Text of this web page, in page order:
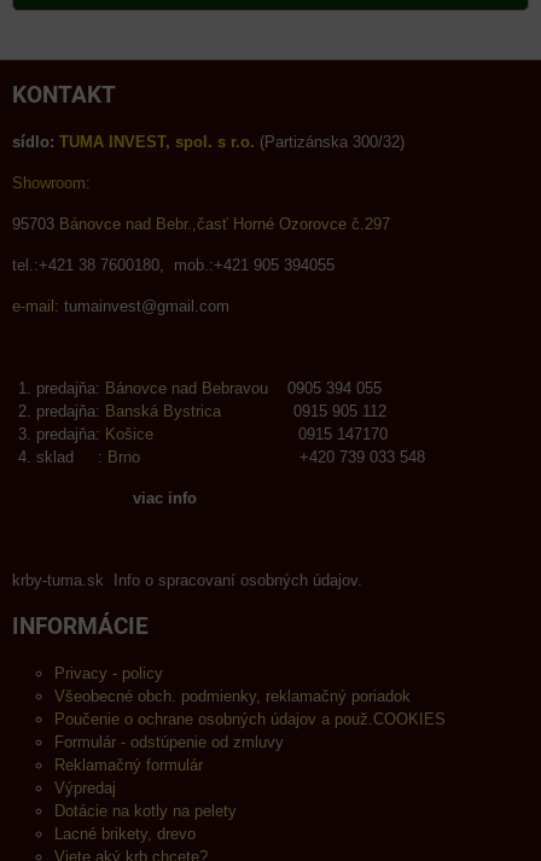
KONTAKT
sídlo: TUMA INVEST, spol. s r.o. (Partizánska 300/32)
Showroom:
95703 Bánovce nad Bebr.,časť Horné Ozorovce č.297
tel.:+421 38 7600180, mob.:+421 905 394055
e-mail: tumainvest@gmail.com
predajňa: Bánovce nad Bebravou 0905 394 055
predajňa: Banská Bystrica 0915 905 112
predajňa: Košice 0915 147170
sklad : Brno +420 739 033 548
viac info
krby-tuma.sk Info o spracovaní osobných údajov.
INFORMÁCIE
Privacy - policy
Všeobecné obch. podmienky, reklamačný poriadok
Poučenie o ochrane osobných údajov a použ.COOKIES
Formulár - odstúpenie od zmluvy
Reklamačný formulár
Výpredaj
Dotácie na kotly na pelety
Lacné brikety, drevo
Viete aký krb chcete?